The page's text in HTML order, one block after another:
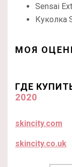
Sensai
Куколка
МОЯ
ГДЕ
2020
skincity.com
skincity.co.uk